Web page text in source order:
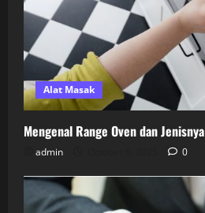
Alat Masak
Mengenal Range Oven dan Jenisnya
admin 0